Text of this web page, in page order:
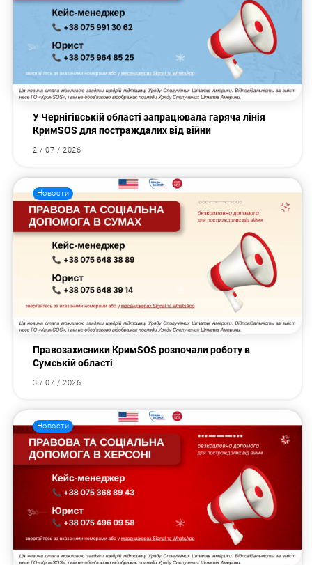
У Чернігівській області запрацювала гаряча лінія
КримSOS для постраждалих від війни
2 / 07 / 2026
Новости
Правозахисники КримSOS розпочали роботу в
Сумській області
3 / 07 / 2026
Новости